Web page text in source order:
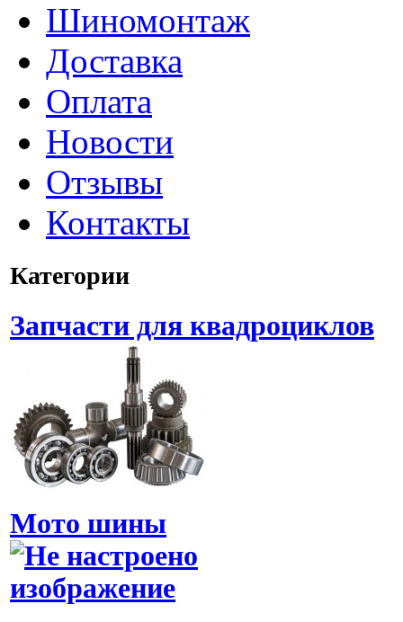
Шиномонтаж
Доставка
Оплата
Новости
Отзывы
Контакты
Категории
Запчасти для квадроциклов
Мото шины